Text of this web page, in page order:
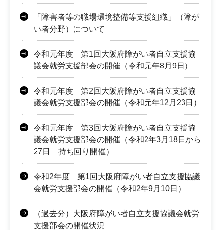
「障害者等の職場環境整備等支援組織」（障が
い者分野）について
令和元年度 第1回大阪府障がい者自立支援協
議会就労支援部会の開催（令和元年8月9日）
令和元年度 第2回大阪府障がい者自立支援協
議会就労支援部会の開催（令和元年12月23日）
令和元年度 第3回大阪府障がい者自立支援協
議会就労支援部会の開催（令和2年3月18日から
27日 持ち回り開催）
令和2年度 第1回大阪府障がい者自立支援協議
会就労支援部会の開催（令和2年9月10日）
（過去分）大阪府障がい者自立支援協議会就労
支援部会の開催状況